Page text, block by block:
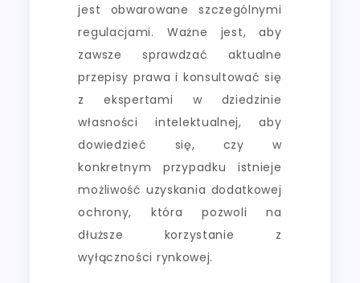
jest obwarowane szczególnymi
regulacjami. Ważne jest, aby
zawsze sprawdzać aktualne
przepisy prawa i konsultować się
z ekspertami w dziedzinie
własności intelektualnej, aby
dowiedzieć się, czy w
konkretnym przypadku istnieje
możliwość uzyskania dodatkowej
ochrony, która pozwoli na
dłuższe korzystanie z
wyłączności rynkowej.